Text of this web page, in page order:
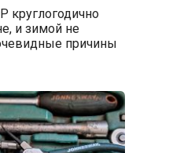
и зимой не
причины